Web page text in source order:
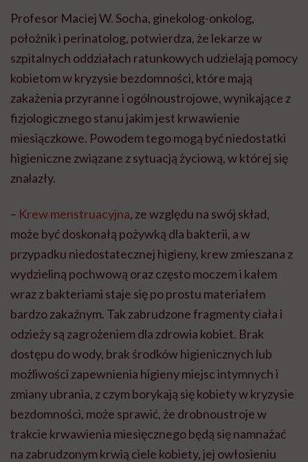
Profesor Maciej W. Socha, ginekolog-onkolog,
położnik i perinatolog, potwierdza, że lekarze w
szpitalnych oddziałach ratunkowych udzielają pomocy
kobietom w kryzysie bezdomności, które mają
zakażenia przyranne i ogólnoustrojowe, wynikające z
fizjologicznego stanu jakim jest krwawienie
miesiączkowe. Powodem tego mogą być niedostatki
higieniczne związane z sytuacją życiową, w której się
znalazły.
– Krew menstruacyjna, ze względu na swój skład,
może być doskonałą pożywką dla bakterii, a w
przypadku niedostatecznej higieny, krew zmieszana z
wydzieliną pochwową oraz często moczem i kałem
wraz z bakteriami staje się po prostu materiałem
bardzo zakaźnym. Tak zabrudzone fragmenty ciała i
odzieży są zagrożeniem dla zdrowia kobiet. Brak
dostępu do wody, brak środków higienicznych lub
możliwości zapewnienia higieny miejsc intymnych i
zmiany ubrania, z czym borykają się kobiety w kryzysie
bezdomności, może sprawić, że drobnoustroje w
trakcie krwawienia miesięcznego będą się namnażać
na zabrudzonym krwią ciele kobiety, jej owłosieniu